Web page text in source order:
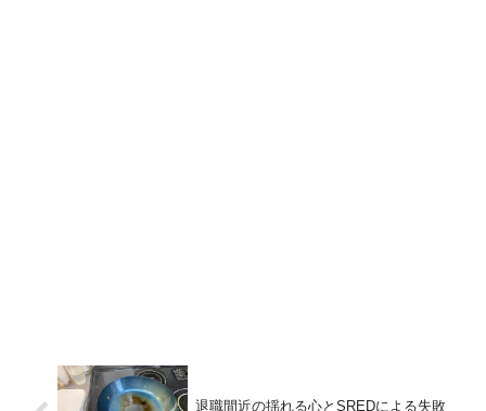
退職間近の揺れる心とSREDによる失敗